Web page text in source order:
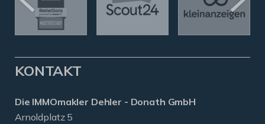
KONTAKT
Die IMMOmakler Dehler - Donath GmbH
Arnoldplatz 5